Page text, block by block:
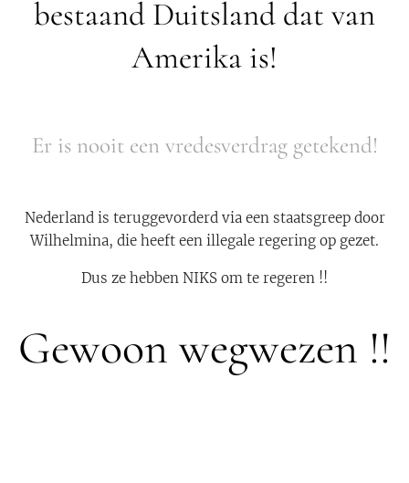
bestaand Duitsland dat van
Amerika is!
Er is nooit een vredesverdrag getekend!
Nederland is teruggevorderd via een staatsgreep door
Wilhelmina, die heeft een illegale regering op gezet.
Dus ze hebben NIKS om te regeren !!
Gewoon wegwezen !!